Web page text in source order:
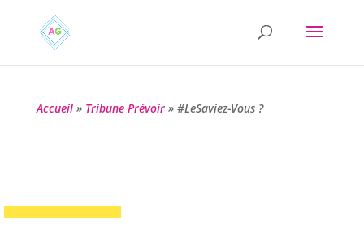
Accueil» Tribune Prévoir» #LeSaviez-Vous ?